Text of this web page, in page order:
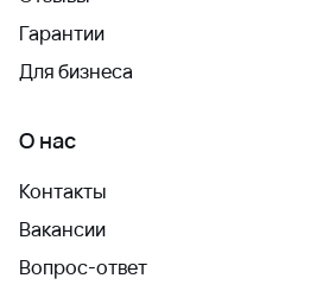
Гарантии
Для бизнеса
О нас
Контакты
Вакансии
Вопрос-ответ